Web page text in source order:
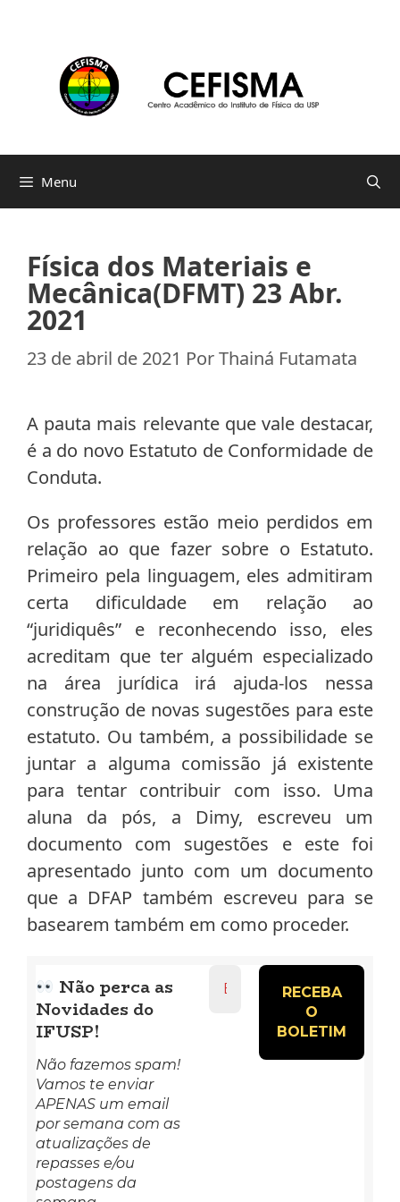
conteúdo
Menu
Física dos Materiais e
Mecânica(DFMT) 23 Abr.
2021
23 de abril de 2021 PorThainá Futamata
A pauta mais relevante que vale destacar,
é a do novo Estatuto de Conformidade de
Conduta.
Os professores estão meio perdidos em
relação ao que fazer sobre o Estatuto.
Primeiro pela linguagem, eles admitiram
certa dificuldade em relação ao
“juridiquês” e reconhecendo isso, eles
acreditam que ter alguém especializado
na área jurídica irá ajuda-los nessa
construção de novas sugestões para este
estatuto. Ou também, a possibilidade se
juntar a alguma comissão já existente
para tentar contribuir com isso. Uma
aluna da pós, a Dimy, escreveu um
documento com sugestões e este foi
apresentado junto com um documento
que a DFAP também escreveu para se
basearem também em como proceder.
Não perca as
Novidades do
IFUSP!
Não fazemos spam!
Vamos te enviar
APENAS um email
por semana com as
atualizações de
repasses e/ou
postagens da
Endereço
de